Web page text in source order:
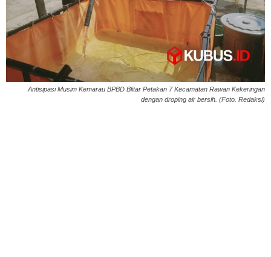
Antisipasi Musim Kemarau BPBD Blitar Petakan 7 Kecamatan Rawan Kekeringan
dengan droping air bersih. (Foto. Redaksi)